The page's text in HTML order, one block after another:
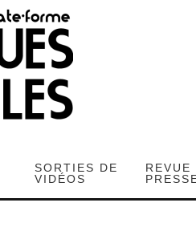
SORTIES DE
VIDÉOS
REVUE